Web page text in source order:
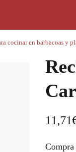
cocinar en barbacoas y
11,71